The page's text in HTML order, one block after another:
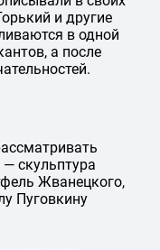
и другие
в одной
а после
скульптура
Жванецкого,
Пуговкину